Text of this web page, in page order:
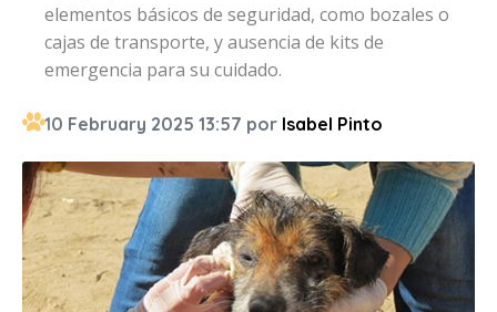
elementos básicos de seguridad, como bozales o
cajas de transporte, y ausencia de kits de
emergencia para su cuidado.
10 February 2025 13:57 por Isabel Pinto